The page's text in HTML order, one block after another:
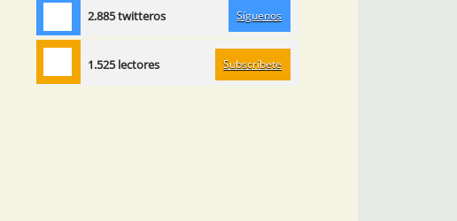
2.885 twitteros Síguenos
1.525 lectores Subscríbete